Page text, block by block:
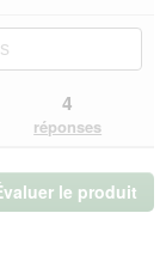
4
réponses
le produit